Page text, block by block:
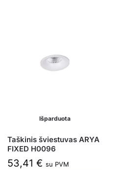
Išparduota
Taškinis šviestuvas ARYA
FIXED H0096
53,41 € su PVM